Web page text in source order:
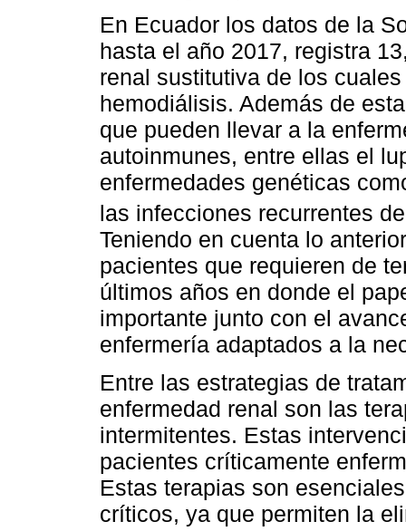
En Ecuador los datos de la
hasta el año 2017, registra
renal sustitutiva de los
hemodiálisis. Además de
que pueden llevar a la
autoinmunes, entre ellas el
enfermedades genéticas
las infecciones recurrentes
Teniendo en cuenta lo
pacientes que requieren de
últimos años en donde el
importante junto con el
enfermería adaptados a la
Entre las estrategias de
enfermedad renal son las
intermitentes. Estas
pacientes críticamente
Estas terapias son
críticos, ya que permiten la